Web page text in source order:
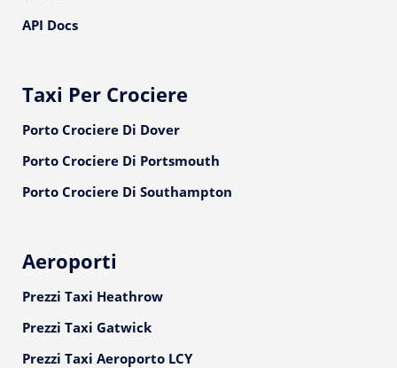
API Docs
Taxi Per Crociere
Porto Crociere Di Dover
Porto Crociere Di Portsmouth
Porto Crociere Di Southampton
Aeroporti
Prezzi Taxi Heathrow
Prezzi Taxi Gatwick
Prezzi Taxi Aeroporto LCY